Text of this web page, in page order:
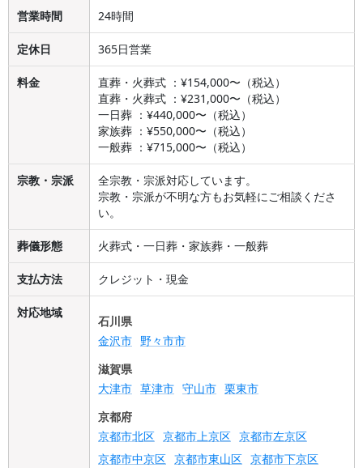
営業時間 24時間
定休日 365日営業
料金
直葬・火葬式 ：¥154,000〜（税込）
直葬・火葬式 ：¥231,000〜（税込）
一日葬 ：¥440,000〜（税込）
家族葬 ：¥550,000〜（税込）
一般葬 ：¥715,000〜（税込）
宗教・宗派
全宗教・宗派対応しています。
宗教・宗派が不明な方もお気軽にご相談くださ
い。
葬儀形態 火葬式・一日葬・家族葬・一般葬
支払方法 クレジット・現金
対応地域
石川県
金沢市 野々市市
滋賀県
大津市 草津市 守山市 栗東市
京都府
京都市北区 京都市上京区 京都市左京区
京都市中京区 京都市東山区 京都市下京区